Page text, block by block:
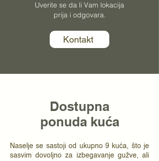
Uverite se da li Vam lokacija
prija i odgovara.
Kontakt
Dostupna
ponuda kuća
Naselje se sastoji od ukupno 9 kuća, što je
sasvim dovoljno za izbegavanje gužve, ali